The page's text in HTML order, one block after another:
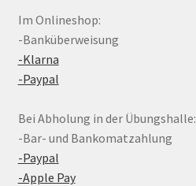
Im Onlineshop:
-Banküberweisung
-Klarna
-Paypal
Bei Abholung in der Übungshalle:
-Bar- und Bankomatzahlung
-Paypal
-Apple Pay